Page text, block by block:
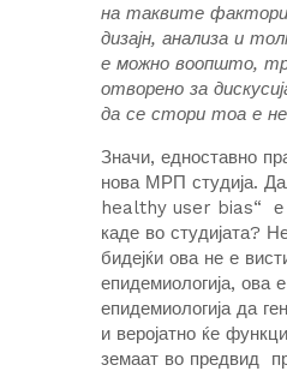
на таквите
дизајн, анализа и
е можно воопшто,
отворено за
да се стори тоа е
Значи, едноставно
нова МРП студија.
healthy user bias“ е
каде во студијата?
бидејќи ова не е
епидемиологија, ова
епидемиологија да
и веројатно ќе
земаат во предвид